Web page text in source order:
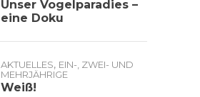
Unser Vogelparadies –
eine Doku
AKTUELLES, EIN-, ZWEI- UND
MEHRJÄHRIGE
Weiß!